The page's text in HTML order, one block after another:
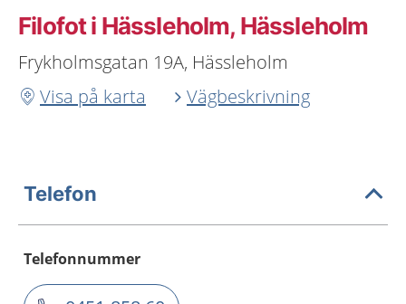
Filofot i Hässleholm, Hässleholm
Frykholmsgatan 19A, Hässleholm
Visa på karta
Vägbeskrivning
Telefon
Telefonnummer